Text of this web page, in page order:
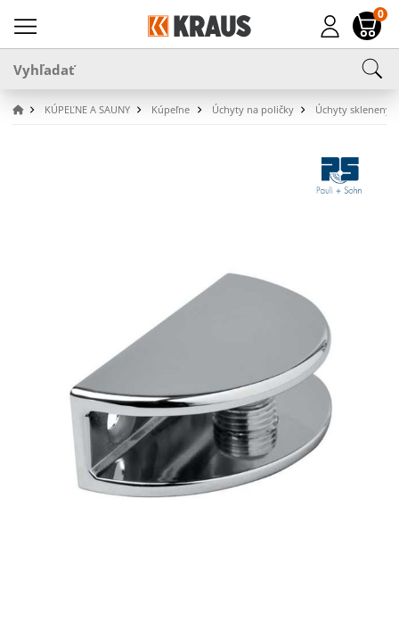
0
KÚPEĽNE A SAUNY Kúpeľne Úchyty na poličky Úchyty